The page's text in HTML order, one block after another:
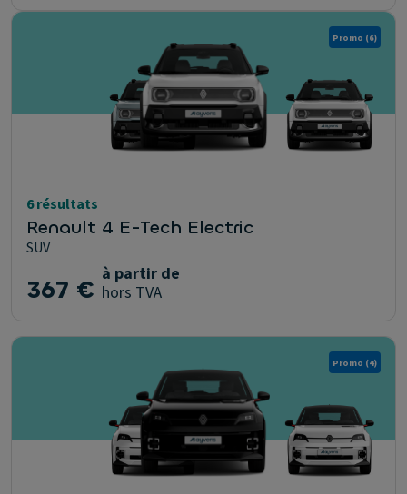
Promo (6)
6 résultats
Renault 4 E-Tech Electric
SUV
367 € à partir de
hors TVA
Promo (4)